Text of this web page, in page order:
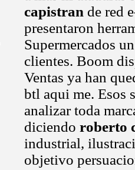
capistran de red
presentaron
Supermercados
clientes. Boom
Ventas ya han
btl aqui me. Esos
analizar toda
diciendo roberto
industrial,
objetivo